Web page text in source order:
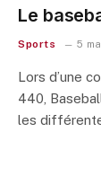
Le
Sports 5
Lors d’une
440,
les